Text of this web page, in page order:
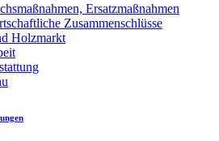
Ersatzmaßnahmen
Zusammenschlüsse
Holzmarkt